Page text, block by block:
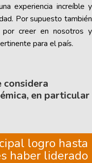
experiencia increíble y
Por supuesto también
creer en nosotros y
para el país.
considera
en particular
logro hasta
haber liderado